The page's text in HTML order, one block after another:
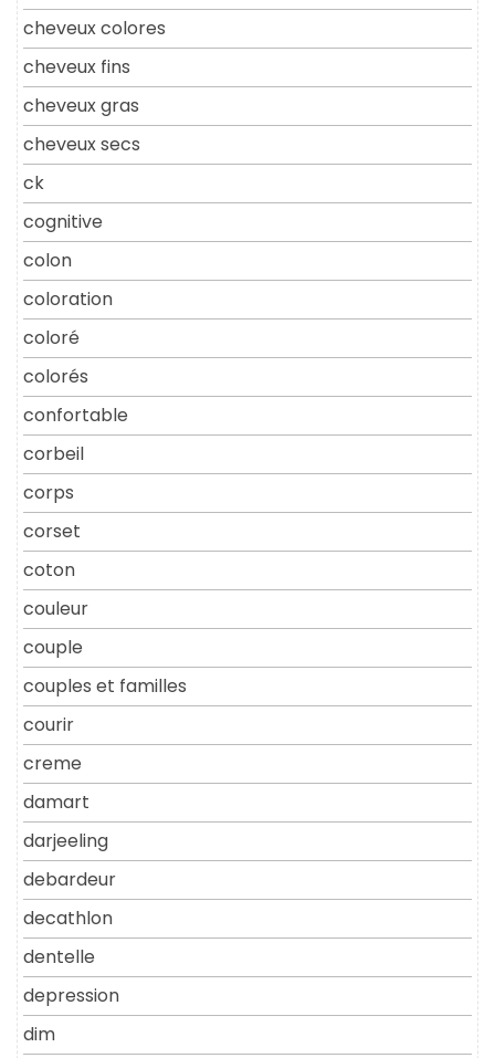
cheveux colores
cheveux fins
cheveux gras
cheveux secs
ck
cognitive
colon
coloration
coloré
colorés
confortable
corbeil
corps
corset
coton
couleur
couple
couples et familles
courir
creme
damart
darjeeling
debardeur
decathlon
dentelle
depression
dim